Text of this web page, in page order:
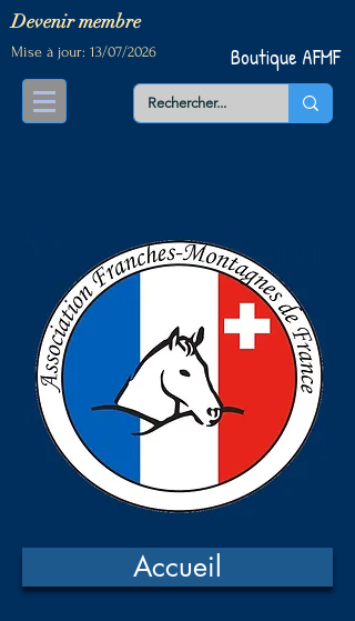
Devenir membre
Mise à jour: 13/07/2026 Boutique AFMF
Accueil